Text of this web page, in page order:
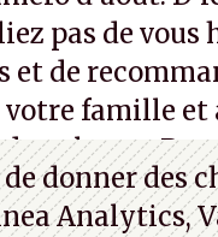
pas de vous
et de
votre famille et
la rue.
donner des
Analytics,